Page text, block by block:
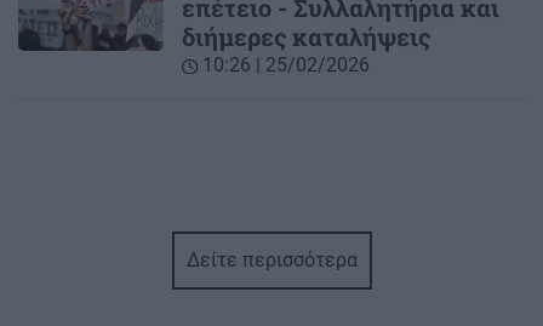
επέτειο - Συλλαλητήρια και
διήμερες καταλήψεις
10:26 | 25/02/2026
Δείτε περισσότερα